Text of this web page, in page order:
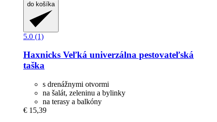
do košíka
5.0 (1)
Haxnicks Veľká univerzálna pestovateľská
taška
s drenážnymi otvormi
na šalát, zeleninu a bylinky
na terasy a balkóny
€ 15,39